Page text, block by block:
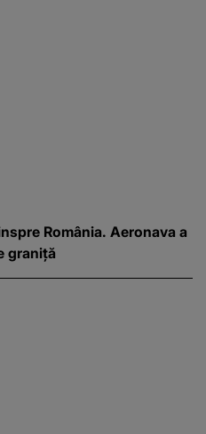
România. Aeronava a
graniță